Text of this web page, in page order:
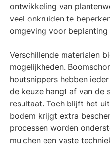
ontwikkeling van
veel onkruiden te
omgeving voor beplanting
Verschillende materialen
mogelijkheden.
houtsnippers hebben
de keuze hangt af van de
resultaat. Toch blijft het
bodem krijgt extra
processen worden
mulchen een vaste